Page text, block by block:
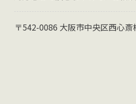
〒542-0086 大阪市中央区西心